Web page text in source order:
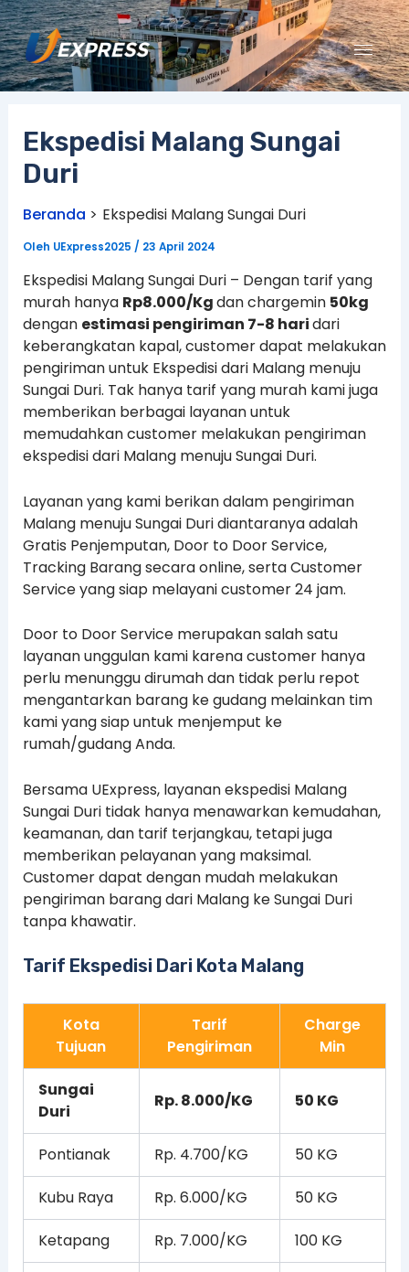
Lewati
ke
konten
Ekspedisi Malang Sungai
Duri
Beranda Ekspedisi Malang Sungai Duri
Oleh UExpress2025 / 23 April 2024
Ekspedisi Malang Sungai Duri – Dengan tarif yang
murah hanya Rp8.000/Kgdan chargemin 50kg
dengan estimasi pengiriman 7-8 haridari
keberangkatan kapal, customer dapat melakukan
pengiriman untuk Ekspedisi dari Malang menuju
Sungai Duri. Tak hanya tarif yang murah kami juga
memberikan berbagai layanan untuk
memudahkan customer melakukan pengiriman
ekspedisi dari Malang menuju Sungai Duri.
Layanan yang kami berikan dalam pengiriman
Malang menuju Sungai Duri diantaranya adalah
Gratis Penjemputan, Door to Door Service,
Tracking Barang secara online, serta Customer
Service yang siap melayani customer 24 jam.
Door to Door Service merupakan salah satu
layanan unggulan kami karena customer hanya
perlu menunggu dirumah dan tidak perlu repot
mengantarkan barang ke gudang melainkan tim
kami yang siap untuk menjemput ke
rumah/gudang Anda.
Bersama UExpress, layanan ekspedisi Malang
Sungai Duri tidak hanya menawarkan kemudahan,
keamanan, dan tarif terjangkau, tetapi juga
memberikan pelayanan yang maksimal.
Customer dapat dengan mudah melakukan
pengiriman barang dari Malang ke Sungai Duri
tanpa khawatir.
Tarif Ekspedisi Dari Kota Malang
Kota
Tujuan
Tarif
Pengiriman
Charge
Min
Sungai
Duri
Rp. 8.000/KG 50 KG
Pontianak Rp. 4.700/KG 50 KG
Kubu Raya Rp. 6.000/KG 50 KG
Ketapang Rp. 7.000/KG 100 KG